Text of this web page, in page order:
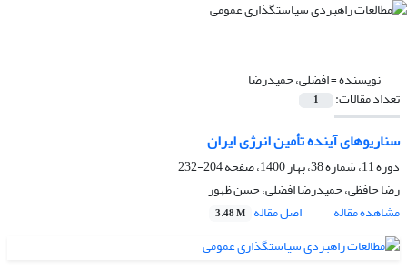
نویسنده =افضلی، حمیدرضا
تعداد مقالات: 1
سناریوهای آینده تأمین انرژی ایران
دوره 11، شماره 38، بهار 1400، صفحه
204-232
رضا حافظی، حمیدرضا افضلی، حسن ظهور
مشاهده مقاله
اصل مقاله 3.48 M